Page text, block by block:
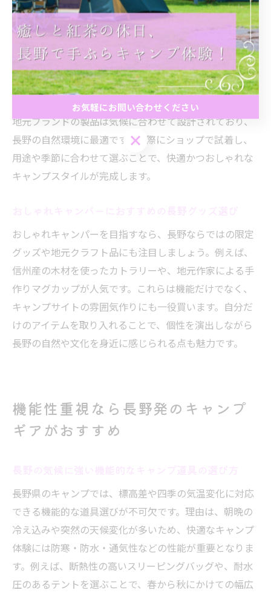
長野県で注目のアウトドアファッションとギア
長野県では、機能性とファッション性を両立したアウト
ドアウェアやギアが注目されています。防寒性や撥水性
に優れたジャケット、速乾素材のパンツ、アクティブな
動きにも対応できるシューズなどが代表例です。特に、
地元ブランドの製品は気候に合わせて設計されており、
長野の自然環境に最適です。実際にショップで試着し、
用途や季節に合わせて選ぶことで、快適かつおしゃれな
キャンプスタイルが完成します。
おしゃれキャンパーを目指すなら、長野ならではの限定
グッズや地元クラフト品にも注目しましょう。例えば、
信州産の木材を使ったカトラリーや、地元作家による手
作りマグカップが人気です。これらは機能だけでなく、
キャンプサイトの雰囲気作りにも一役買います。自分だ
けのアイテムを取り入れることで、個性を演出しながら
長野の自然や文化を身近に感じられる点も魅力です。
機能性重視なら長野発のキャンプ
ギアがおすすめ
長野県のキャンプでは、標高差や四季の気温変化に対応
できる機能的な道具選びが不可欠です。理由は、朝晩の
冷え込みや突然の天候変化が多いため、快適なキャンプ
体験には防寒・防水・通気性などの性能が重要となりま
す。例えば、断熱性の高いスリーピングバッグや、耐水
圧のあるテントを選ぶことで、春から秋にかけての幅広
お気軽にお問い合わせください
お気軽にお問い合わせください